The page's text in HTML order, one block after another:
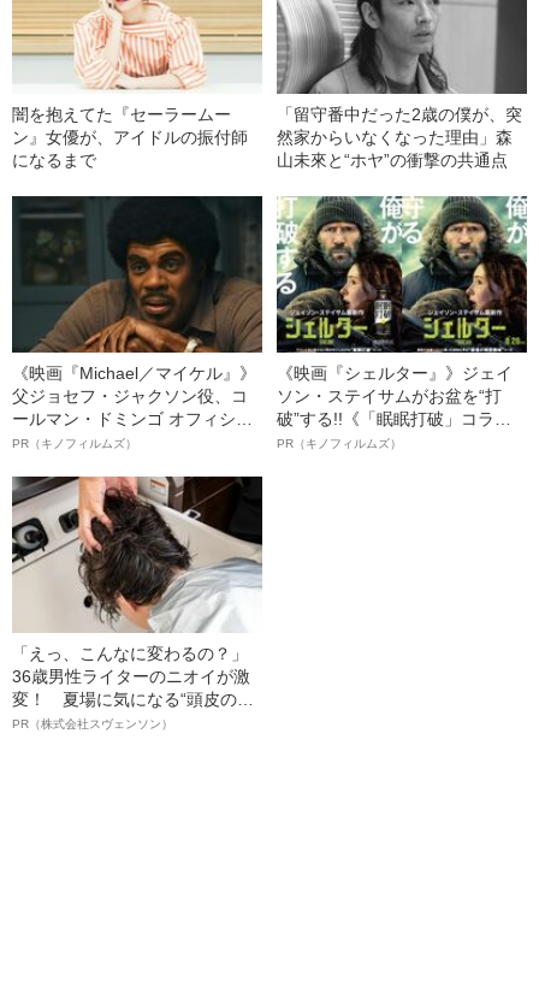
闇を抱えてた『セーラームー
ン』女優が、アイドルの振付師
になるまで
「留守番中だった2歳の僕が、突
然家からいなくなった理由」森
山未來と“ホヤ”の衝撃の共通点
《映画『Michael／マイケル』》
父ジョセフ・ジャクソン役、コ
ールマン・ドミンゴ オフィシャ
ルインタビュー“観客を魅了した
語る”《日本興収70億円突破》
PR（キノフィルムズ）
《映画『シェルター』》ジェイ
ソン・ステイサムがお盆を“打
破”する!!《「眠眠打破」コラ
ボ》
PR（キノフィルムズ）
「えっ、こんなに変わるの？」
36歳男性ライターのニオイが激
変！ 夏場に気になる“頭皮のニ
オイ”や“ベタつき”を解消す
PR（株式会社スヴェンソン）